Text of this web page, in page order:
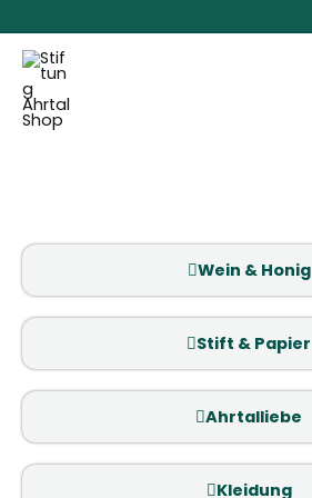
springen
Wein & Honig
Stift & Papier
Ahrtalliebe
Kleidung